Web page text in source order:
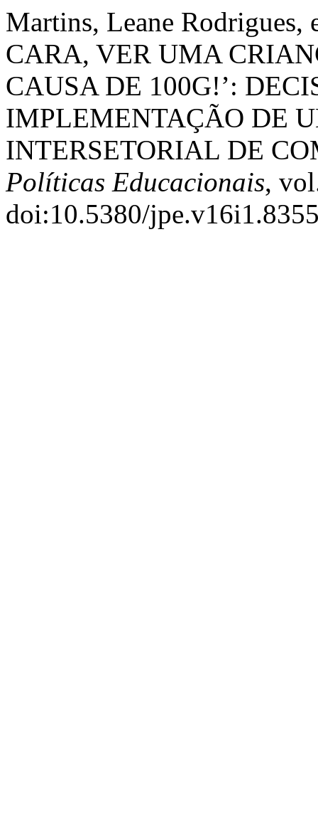
Martins, Leane
CARA, VER UMA
CAUSA DE 100G!’:
IMPLEMENTAÇÃO DE
INTERSETORIAL DE
Políticas Educacionais,
doi:10.5380/